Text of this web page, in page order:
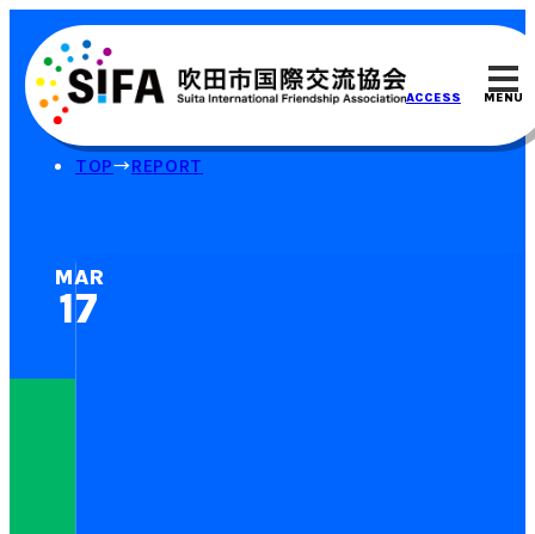
ACCESS MENU
TOP REPORT
MAR
17⁠